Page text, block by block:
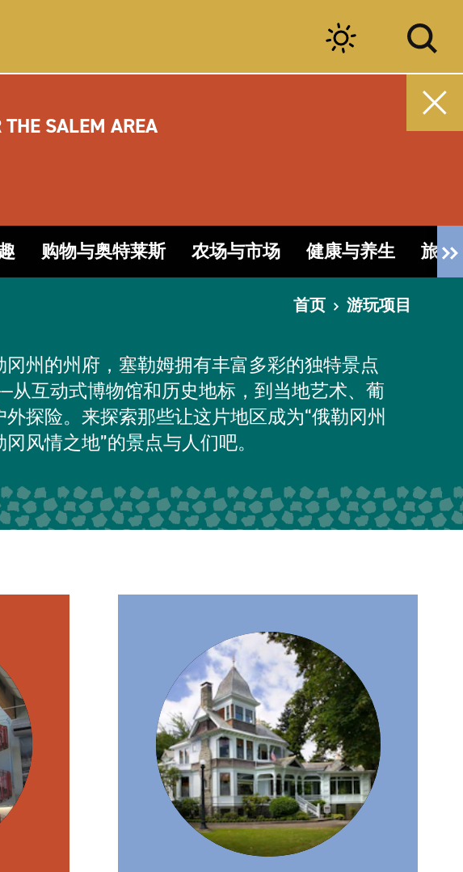
SALEM AREA
购物与奥特莱斯 农场与市场 健康与养生 旅游
首页 游玩项目
冈州的州府，塞勒姆拥有丰富多彩的独特景点
从互动式博物馆和历史地标，到当地艺术、葡
外探险。来探索那些让这片地区成为“俄勒冈州
风情之地”的景点与人们吧。